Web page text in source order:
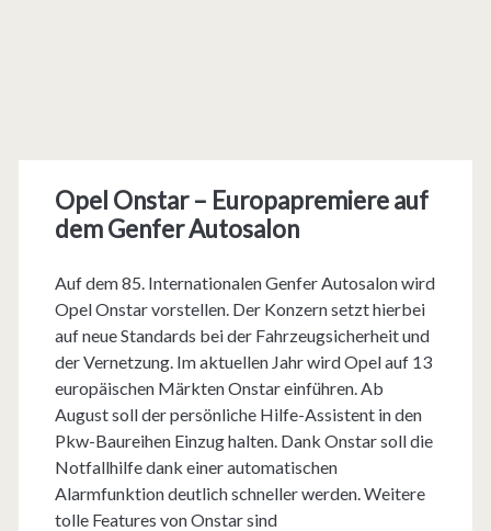
Opel Onstar – Europapremiere auf
dem Genfer Autosalon
Auf dem 85. Internationalen Genfer Autosalon wird
Opel Onstar vorstellen. Der Konzern setzt hierbei
auf neue Standards bei der Fahrzeugsicherheit und
der Vernetzung. Im aktuellen Jahr wird Opel auf 13
europäischen Märkten Onstar einführen. Ab
August soll der persönliche Hilfe-Assistent in den
Pkw-Baureihen Einzug halten. Dank Onstar soll die
Notfallhilfe dank einer automatischen
Alarmfunktion deutlich schneller werden. Weitere
tolle Features von Onstar sind